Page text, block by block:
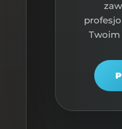
Twoim